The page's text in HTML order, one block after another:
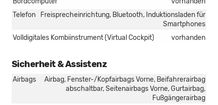
Telefon
Freisprecheinrichtung, Bluetooth, Induktionsladen für
Smartphones
Volldigitales Kombiinstrument (Virtual Cockpit)
vorhanden
Sicherheit & Assistenz
Airbags
Airbag, Fenster-/Kopfairbags Vorne, Beifahrerairbag
abschaltbar, Seitenairbags Vorne, Gurtairbag,
Fußgängerairbag